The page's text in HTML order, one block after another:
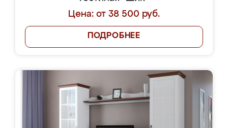
Цена: от 38 500 руб.
ПОДРОБНЕЕ